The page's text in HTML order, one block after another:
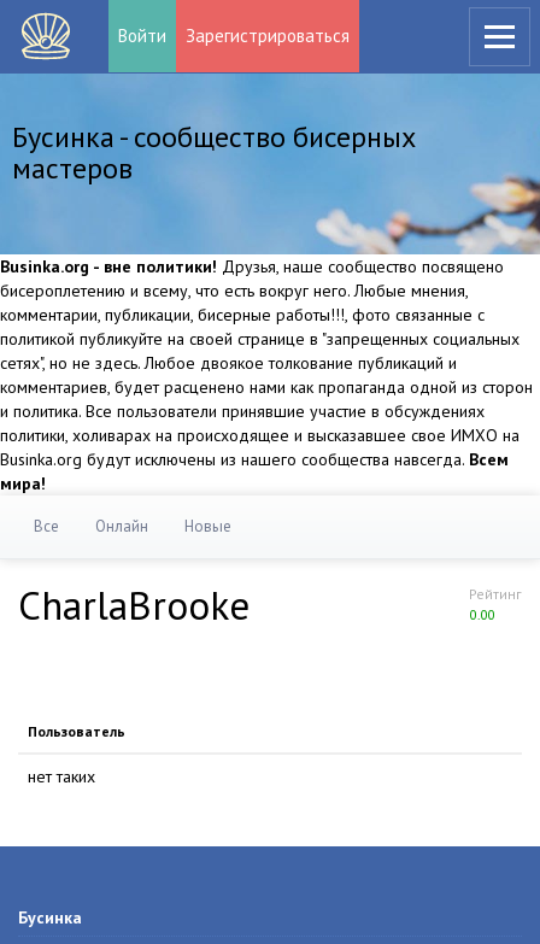
Войти Зарегистрироваться
Бусинка - сообщество бисерных
мастеров
Businka.org - вне политики! Друзья, наше сообщество посвящено
бисероплетению и всему, что есть вокруг него. Любые мнения,
комментарии, публикации, бисерные работы!!!, фото связанные с
политикой публикуйте на своей странице в "запрещенных социальных
сетях", но не здесь. Любое двоякое толкование публикаций и
комментариев, будет расценено нами как пропаганда одной из сторон
и политика. Все пользователи принявшие участие в обсуждениях
политики, холиварах на происходящее и высказавшее свое ИМХО на
Businka.org будут исключены из нашего сообщества навсегда. Всем
мира!
Все Онлайн Новые
Рейтинг
0.00
CharlaBrooke
Пользователь
нет таких
Бусинка